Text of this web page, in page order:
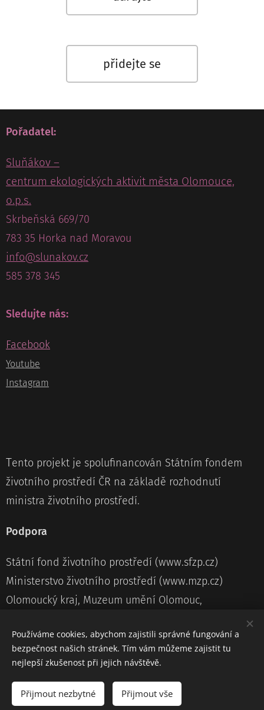
přidejte se
Pořadatel:
Sluňákov –
centrum ekologických aktivit města Olomouce,
o.p.s.
Skrbeňská 669/70
783 35 Horka nad Moravou
info@slunakov.cz
585 378 345
Sledujte nás:
Facebook
Youtube
Instagram
Tento projekt je spolufinancován Státním fondem
životního prostředí ČR na základě rozhodnutí
ministra životního prostředí.
Podpora
Státní fond životního prostředí (www.sfzp.cz)
Ministerstvo životního prostředí (www.mzp.cz)
Olomoucký kraj, Muzeum umění Olomouc,
Odbor městské zeleně a odpadového hospodářství
MmOl
Vytvořeno službouWebnode Cookies
Používáme cookies, abychom zajistili správné fungování a
bezpečnost našich stránek. Tím vám můžeme zajistit tu
nejlepší zkušenost při jejich návštěvě.
Přijmout nezbytné Přijmout vše